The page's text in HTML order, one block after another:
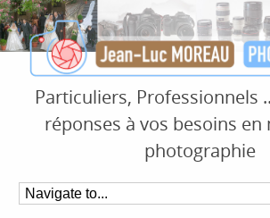
Particuliers, Professionnels
réponses à vos besoins en
photographie